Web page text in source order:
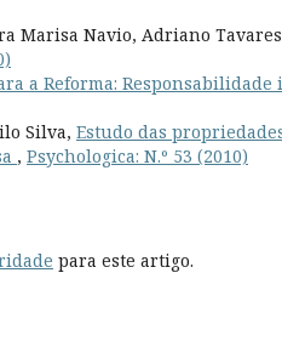
Marisa Navio, Adriano
a Reforma:
Silva, Estudo das
, Psychologica: N.º 53 (2010)
para este artigo.